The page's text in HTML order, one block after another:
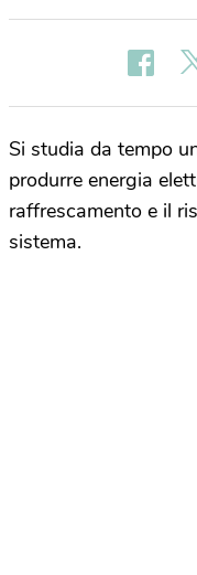
Si studia da tempo
produrre energia
raffrescamento e il
sistema.